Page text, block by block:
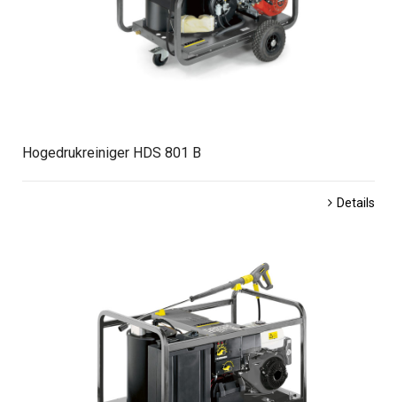
Hogedrukreiniger HDS 801 B
Details